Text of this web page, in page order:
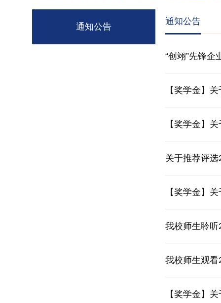
通知公告
通知公告
“创翊”先锋
【奖学金】
【奖学金】
关于推荐评
【奖学金】
我校师生聆
我校师生观
【奖学金】